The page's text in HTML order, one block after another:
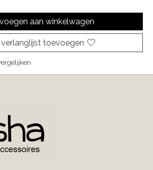
aan winkelwagen
toevoegen